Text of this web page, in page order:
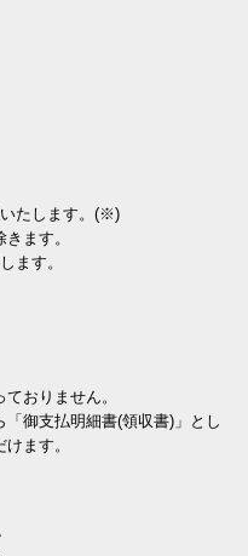
たします。(※)
ます。
ます。
おりません。
御支払明細書(領収書)」とし
ます。